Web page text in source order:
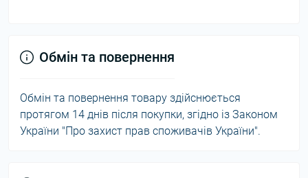
Обмін та повернення
Обмін та повернення товару здійснюється
протягом 14 днів після покупки, згідно із Законом
України "Про захист прав споживачів України".